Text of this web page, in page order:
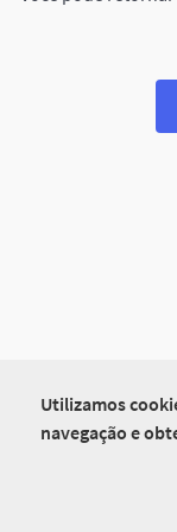
Utilizamos
navegação e